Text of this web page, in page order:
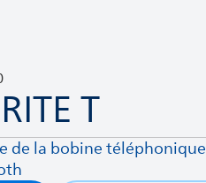
T
de la bobine téléphonique